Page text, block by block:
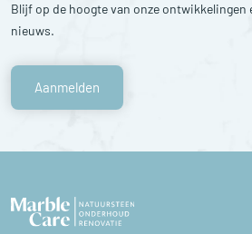
Blijf op de hoogte van onze ontwikkelingen
nieuws.
Aanmelden